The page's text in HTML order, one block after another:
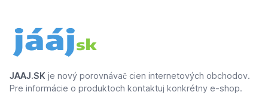
jádroSkintec nažehlovací
pásek skluznice BI
5000Máte obavy z
přepravy? S námi se bát
nemusíte. Běžky balíme
do pevné krabice, která
spolehlivě ochrání zboží
JAAJ.SK je nový porovnávač cien internetových obchodov.
Pre informácie o produktoch kontaktuj konkrétny e-shop.